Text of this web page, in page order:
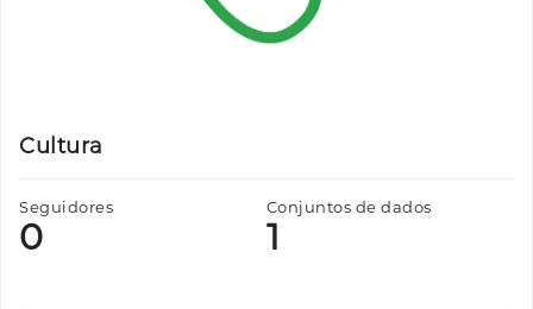
Cultura
Seguidores
0
Conjuntos de dados
1